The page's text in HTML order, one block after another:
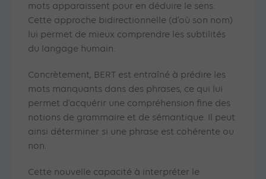
mots apparaissent pour en déduire le sens.
Cette approche bidirectionnelle (d’où son nom)
lui permet de mieux comprendre les subtilités
du langage humain.
Concrètement, BERT est entraîné à prédire les
mots manquants dans des phrases, ce qui lui
permet d’acquérir une compréhension fine des
notions de grammaire et de sémantique. Il peut
ainsi déterminer si une phrase est cohérente ou
non.
Cette nouvelle capacité à interpréter le